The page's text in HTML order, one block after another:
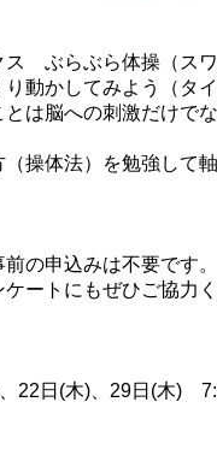
ぶらぶら体操（ス
動かしてみよう（タ
は脳への刺激だけで
操体法）を勉強して
の申込みは不要です
ートにもぜひご協力
22日(木)、29日(木)